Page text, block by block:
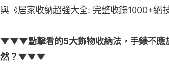
與《居家收納超強大全: 完整收錄1000+絕
▼▼▼點擊看的5大飾物收納法，手錶不應
然？▼▼▼